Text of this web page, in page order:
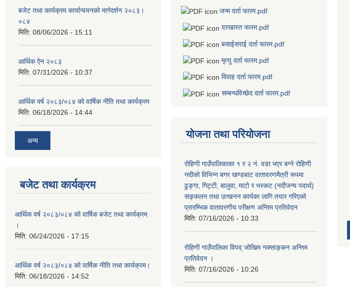
बजेट तथा कार्यक्रम कार्यान्वयनको मार्गदर्शन २०८३।
०८४
मिति: 08/06/2026 - 15:11
आर्थिक ऐन २०८३
मिति: 07/31/2026 - 10:37
आर्थिक वर्ष २०८३/०८४ को वार्षिक नीति तथा कार्यक्रम
मिति: 06/18/2026 - 14:44
अन्य
बजेट तथा कार्यक्रम
आर्थिक वर्ष २०८३/०८४ को वार्षिक बजेट तथा कार्यक्रम
।
मिति: 06/24/2026 - 17:15
आर्थिक वर्ष २०८३/०८४ को वार्षिक नीति तथा कार्यक्रम।
मिति: 06/18/2026 - 14:52
जन्म दर्ता फारम.pdf
दरखास्त फारम.pdf
बसाईसराई दर्ता फारम.pdf
मृत्यु दर्ता फारम.pdf
विवाह दर्ता फारम.pdf
सम्बन्धविच्छेद दर्ता फारम.pdf
योजना तथा परियोजना
रोहिणी गाउँपालिकाका १ र २ नं. वडा भएर बग्ने रोहिणी
नदीको विभिन्न बगर खण्डबाट वातावरणमैत्री रूपमा
ढुङ्गा, गिट्टी, बालुवा, माटो र भस्कट (नदीजन्य पदार्थ)
सङ्कलन तथा उत्खनन कार्यका लागि तयार गरिएको
प्रारम्भिक वातावरणीय परीक्षण अन्तिम प्रतिवेदन
मिति: 07/16/2026 - 10:33
रोहिणी गाउँपालिका विपद् जोखिम नक्साङ्कन अन्तिम
प्रतिवेदन ।
मिति: 07/16/2026 - 10:26